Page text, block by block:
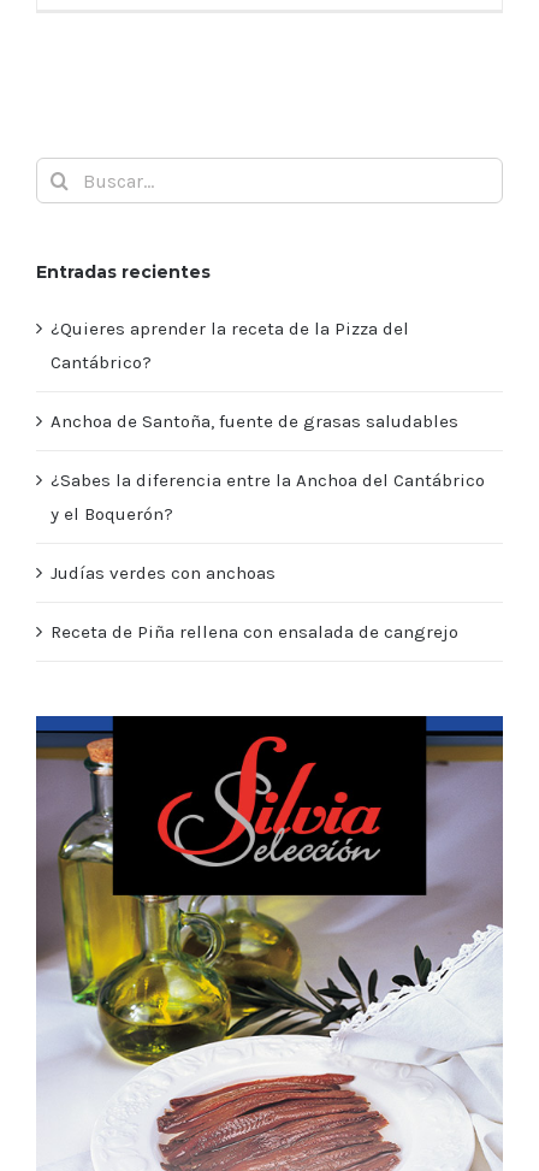
Buscar:
Entradas recientes
¿Quieres aprender la receta de la Pizza del
Cantábrico?
Anchoa de Santoña, fuente de grasas saludables
¿Sabes la diferencia entre la Anchoa del Cantábrico
y el Boquerón?
Judías verdes con anchoas
Receta de Piña rellena con ensalada de cangrejo